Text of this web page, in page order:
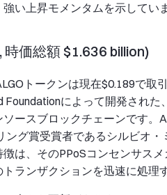
い上昇モメンタムを示していま
価総額 $1.636 billion)
トークンは現在$0.189で取
によって開発され
ソースブロックチェーンです
ング賞受賞者であるシルビオ
は、そのPPoSコンセンサス
ランザクションを迅速に処理